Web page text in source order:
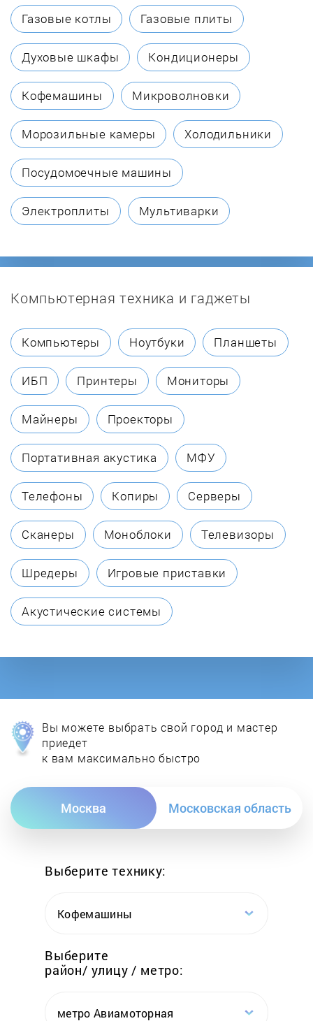
Bresko
Briel
Bugatti
Caso
Centek
Clatronic
De'Longhi
Delta
Delta Lux
Dometic Waeco
Eksi
Electrolux
Endever
Energy
Eurostek
Francis Francis
Garlyn
Gastrorag
Газовые котлы Газовые плиты
Духовые шкафы Кондиционеры
Кофемашины Микроволновки
Морозильные камеры Холодильники
Посудомоечные машины
Электроплиты Мультиварки
Компьютерная техника и гаджеты
Компьютеры Ноутбуки Планшеты
ИБП Принтеры Мониторы
Майнеры Проекторы
Портативная акустика МФУ
Телефоны Копиры Серверы
Сканеры Моноблоки Телевизоры
Шредеры Игровые приставки
Акустические системы
Вы можете выбрать свой город и мастер
приедет
к вам максимально быстро
Москва Московская область
Выберите технику:
Кофемашины
Выберите
район/ улицу / метро:
метро Авиамоторная